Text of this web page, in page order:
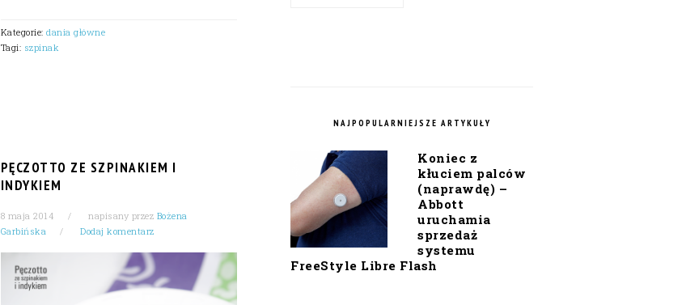
Kategorie:dania główne
Tagi: szpinak
PĘCZOTTO ZE SZPINAKIEM I
INDYKIEM
8 maja 2014 napisany przez Bożena
Garbińska
Dodaj komentarz
NAJPOPULARNIEJSZE ARTYKUŁY
Koniec z
kłuciem palców
(naprawdę) –
Abbott
uruchamia
sprzedaż
systemu
FreeStyle Libre Flash